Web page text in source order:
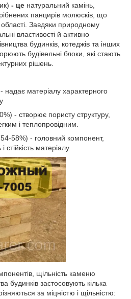
- це натуральний камінь,
панцирів молюсків, що
Завдяки природному
властивості й активно
будинків, котеджів та інших
будівельні блоки, які стають
рішень.
надає матеріалу характерного
- створює пористу структуру,
і теплопровідним.
58%) - головний компонент,
стійкість матеріалу.
щільність каменю
будинків застосовують кілька
за міцністю і щільністю: